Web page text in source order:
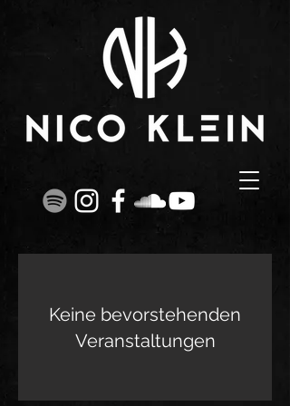
Keine bevorstehenden
Veranstaltungen